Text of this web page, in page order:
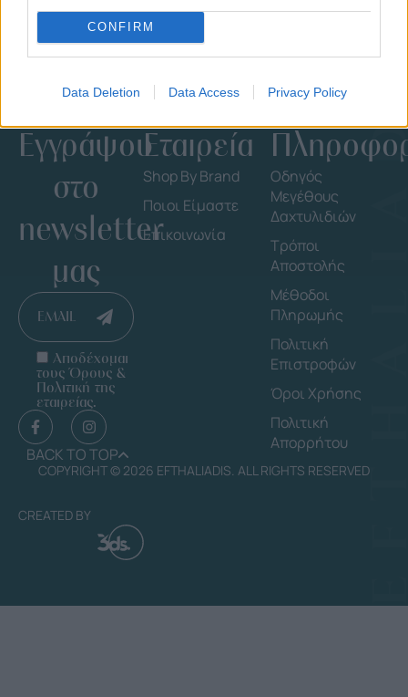
CONFIRM
Data Deletion Data Access Privacy Policy
Εγγράψου
στο
newsletter
μας
EMAIL
Αποδέχομαι
τους Όρους &
Πολιτική της
εταιρείας.
BACK TO TOP
Εταιρεία
Shop By Brand
Ποιοι Είμαστε
Επικοινωνία
Οδηγός
Μεγέθους
Δαχτυλιδιών
Τρόποι
Αποστολής
Μέθοδοι
Πληρωμής
Πολιτική
Επιστροφών
Όροι Χρήσης
Πολιτική
Απορρήτου
COPYRIGHT © 2026 EFTHALIADIS. ALL RIGHTS RESERVED
CREATED BY